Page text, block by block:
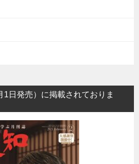
1日発売）に掲載されておりま